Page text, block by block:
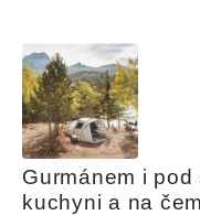
Gurmánem i
kuchyni a na